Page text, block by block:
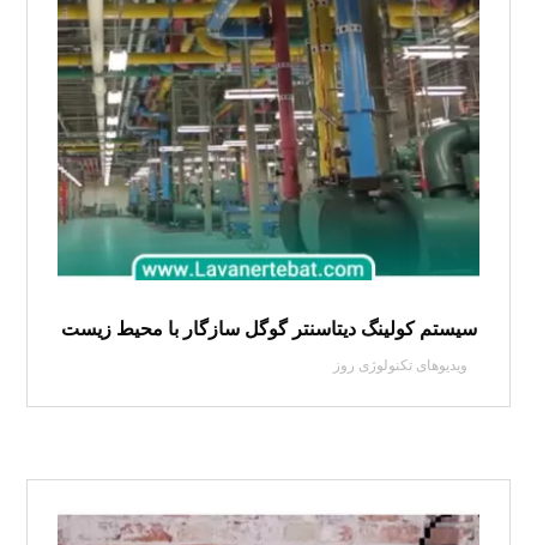
سیستم کولینگ دیتاسنتر گوگل سازگار با محیط زیست
ویدیوهای تکنولوژی روز